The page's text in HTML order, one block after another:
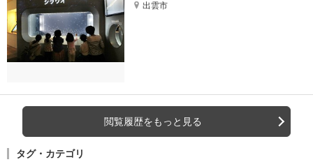
出雲市
閲覧履歴をもっと見る
タグ・カテゴリ